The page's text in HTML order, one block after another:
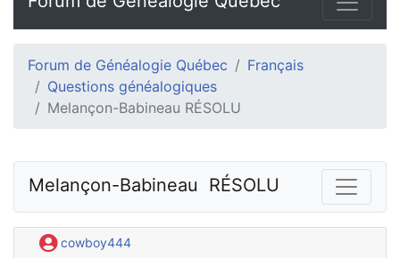
Forum de Généalogie Québec
Français
Questions généalogiques
Melançon-Babineau RÉSOLU
Melançon-Babineau  RÉSOLU
cowboy444